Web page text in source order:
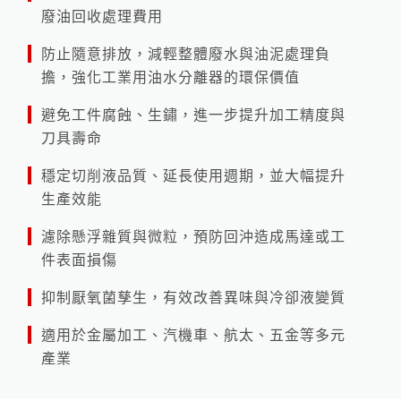
廢油回收處理費用
防止隨意排放，減輕整體廢水與油泥處理負
擔，強化工業用油水分離器的環保價值
避免工件腐蝕、生鏽，進一步提升加工精度與
刀具壽命
穩定切削液品質、延長使用週期，並大幅提升
生產效能
濾除懸浮雜質與微粒，預防回沖造成馬達或工
件表面損傷
抑制厭氧菌孳生，有效改善異味與冷卻液變質
適用於金屬加工、汽機車、航太、五金等多元
產業